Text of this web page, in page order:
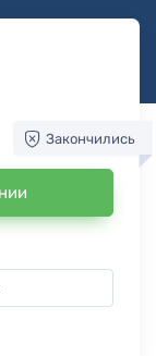
Закончились